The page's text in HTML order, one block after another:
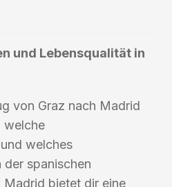
und Lebensqualität in
von Graz nach Madrid
welche
welches
spanischen
bietet dir eine